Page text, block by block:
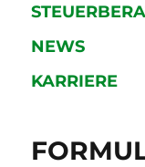
NEWS
KARRIERE